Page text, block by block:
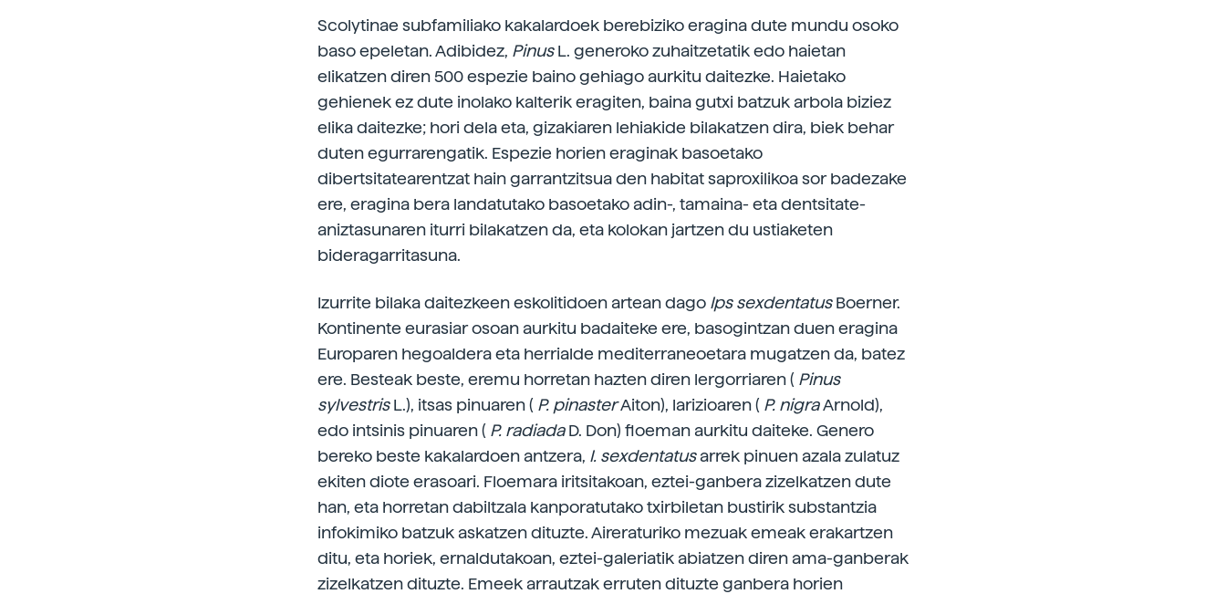
Scolytinae subfamiliako kakalardoek berebiziko eragina dute mundu osoko
baso epeletan. Adibidez, PinusL. generoko zuhaitzetatik edo haietan
elikatzen diren 500 espezie baino gehiago aurkitu daitezke. Haietako
gehienek ez dute inolako kalterik eragiten, baina gutxi batzuk arbola biziez
elika daitezke; hori dela eta, gizakiaren lehiakide bilakatzen dira, biek behar
duten egurrarengatik. Espezie horien eraginak basoetako
dibertsitatearentzat hain garrantzitsua den habitat saproxilikoa sor badezake
ere, eragina bera landatutako basoetako adin-, tamaina- eta dentsitate-
aniztasunaren iturri bilakatzen da, eta kolokan jartzen du ustiaketen
bideragarritasuna.
Izurrite bilaka daitezkeen eskolitidoen artean dago Ips sexdentatusBoerner.
Kontinente eurasiar osoan aurkitu badaiteke ere, basogintzan duen eragina
Europaren hegoaldera eta herrialde mediterraneoetara mugatzen da, batez
ere. Besteak beste, eremu horretan hazten diren lergorriaren ( Pinus
sylvestrisL.), itsas pinuaren ( P. pinasterAiton), larizioaren ( P. nigraArnold),
edo intsinis pinuaren ( P. radiadaD. Don) floeman aurkitu daiteke. Genero
bereko beste kakalardoen antzera, I. sexdentatusarrek pinuen azala zulatuz
ekiten diote erasoari. Floemara iritsitakoan, eztei-ganbera zizelkatzen dute
han, eta horretan dabiltzala kanporatutako txirbiletan bustirik substantzia
infokimiko batzuk askatzen dituzte. Aireraturiko mezuak emeak erakartzen
ditu, eta horiek, ernaldutakoan, eztei-galeriatik abiatzen diren ama-ganberak
zizelkatzen dituzte. Emeek arrautzak erruten dituzte ganbera horien